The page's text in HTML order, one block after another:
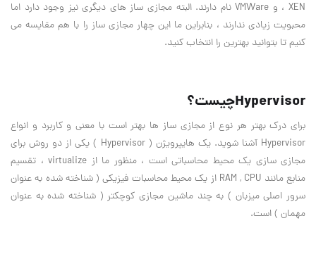
، XEN و VMWare نام دارند. البته مجازی ساز های دیگری نیز وجود دارد اما
محبویت زیادی ندارند ، بنابراین ما این چهار مجازی ساز را با هم مقایسه می
کنیم تا بتوانید بهترین را انتخاب کنید.
Hypervisorچیست؟
برای درک بهتر هر نوع از مجازی ساز ها بهتر است با معنی و کاربرد و انواع
Hypervisor آشنا شوید. یک هایپرویژن ( Hypervisor ) یکی از دو روش برای
مجازی سازی یک محیط محاسباتی است ، منظور ما از virtualize ، تقسیم
منابع مانند RAM , CPU از یک محیط محاسبات فیزیکی ( شناخته شده به عنوان
سرور اصلی میزبان ) به چند ماشین مجازی کوچکتر ( شناخته شده به عنوان
مهمان ) است.